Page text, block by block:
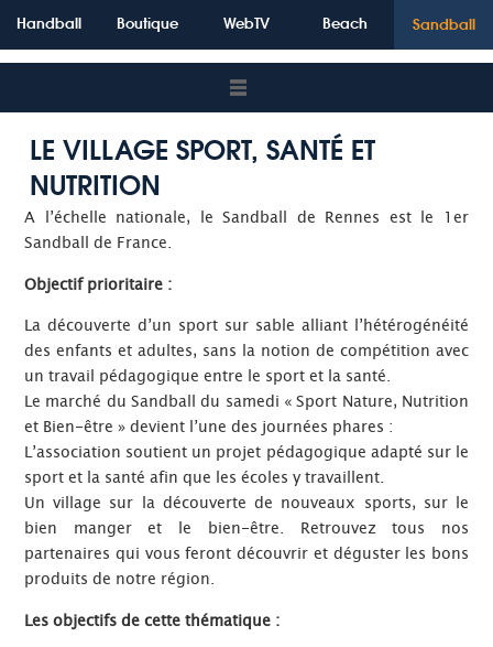
Handball Boutique WebTV Beach Sandball
LE VILLAGE SPORT, SANTÉ ET
NUTRITION
A l’échelle nationale, le Sandball de Rennes est le 1er
Sandball de France.
Objectif prioritaire :
La découverte d’un sport sur sable alliant l’hétérogénéité
des enfants et adultes, sans la notion de compétition avec
un travail pédagogique entre le sport et la santé.
Le marché du Sandball du samedi « Sport Nature, Nutrition
et Bien-être » devient l’une des journées phares :
L’association soutient un projet pédagogique adapté sur le
sport et la santé afin que les écoles y travaillent.
Un village sur la découverte de nouveaux sports, sur le
bien manger et le bien-être. Retrouvez tous nos
partenaires qui vous feront découvrir et déguster les bons
produits de notre région.
Les objectifs de cette thématique :